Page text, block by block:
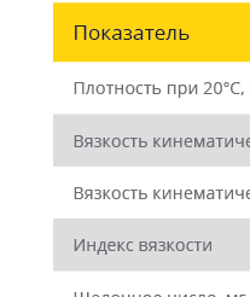
Лидер продаж